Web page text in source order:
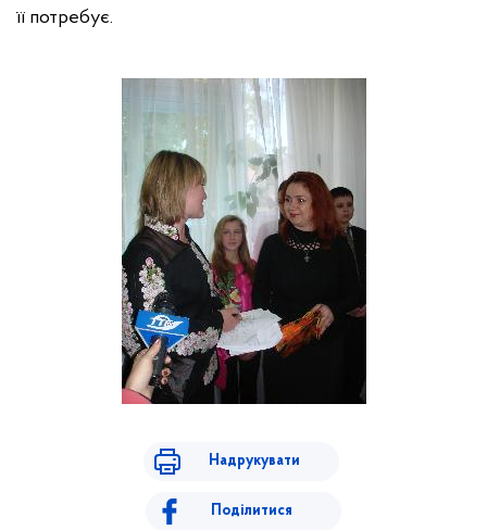
її потребує.
Надрукувати
Поділитися